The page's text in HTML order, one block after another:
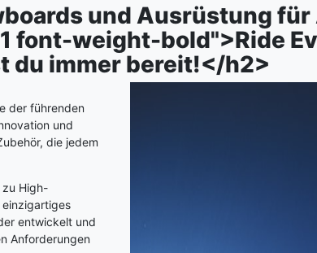
und Ausrüstung
font-weight-bold">Ride
du immer bereit!</h2>
der führenden
und
die jedem
zu High-
entwickelt und
Anforderungen